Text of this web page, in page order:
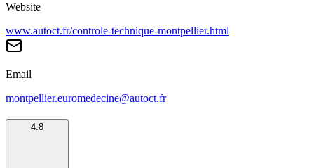
Website
www.autoct.fr/controle-technique-montpellier.html
Email
montpellier.euromedecine@autoct.fr
4.8